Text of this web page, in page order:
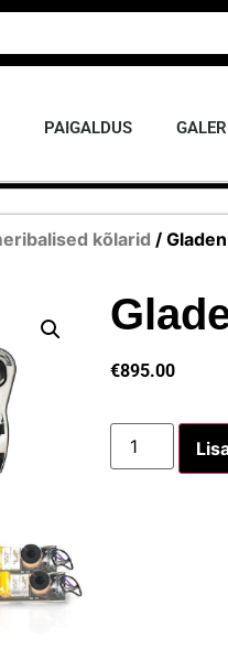
PAIGALDUS
kõlarid /
€895.00